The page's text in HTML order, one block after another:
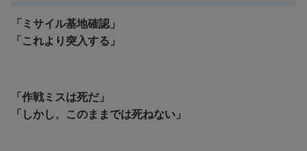
「ミサイル基地確認」
「これより突入する」
「作戦ミスは死だ」
「しかし、このままでは死ねない」